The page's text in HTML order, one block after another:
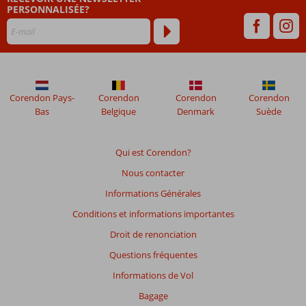
mois
plus
afin
de
garantir
PERSONNALISÉE?
Qui est Corendon?
Nous contacter
Informations Générales
Conditions et informations importantes
Droit de renonciation
Questions fréquentes
Informations de Vol
Bagage
Corendon Pays-
Bas
Corendon
Belgique
Corendon
Denmark
Corendon
Suède